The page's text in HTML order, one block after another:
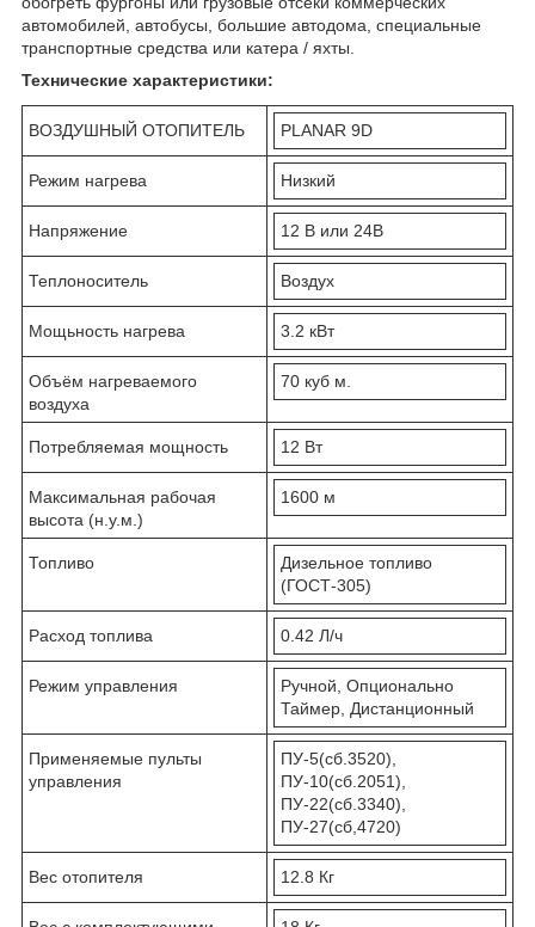
автомобилей, автобусы, большие автодома, специальные
транспортные средства или катера / яхты.
Технические характеристики:
ВОЗДУШНЫЙ ОТОПИТЕЛЬ PLANAR 9D
Режим нагрева Низкий
Напряжение 12 В или 24В
Теплоноситель Воздух
Мощьность нагрева 3.2 кВт
Объём нагреваемого
воздуха
70 куб м.
Потребляемая мощность 12 Вт
Максимальная рабочая
высота (н.у.м.)
1600 м
Топливо
Дизельное топливо
(ГОСТ-305)
Расход топлива 0.42 Л/ч
Режим управления
Ручной, Опционально
Таймер, Дистанционный
Применяемые пульты
управления
ПУ-5(сб.3520),
ПУ-10(сб.2051),
ПУ-22(сб.3340),
ПУ-27(сб,4720)
Вес отопителя 12.8 Кг